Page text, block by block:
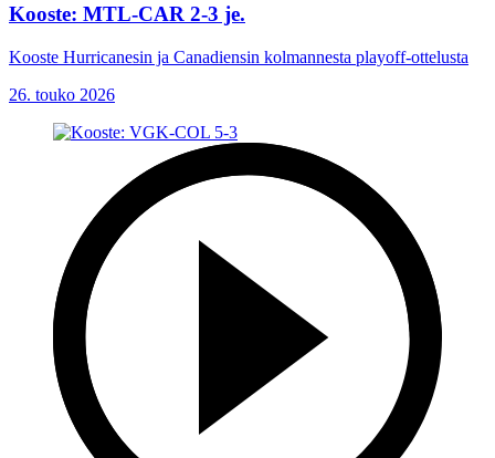
Kooste: MTL-CAR 2-3 je.
Kooste Hurricanesin ja Canadiensin kolmannesta playoff-ottelusta
26. touko 2026